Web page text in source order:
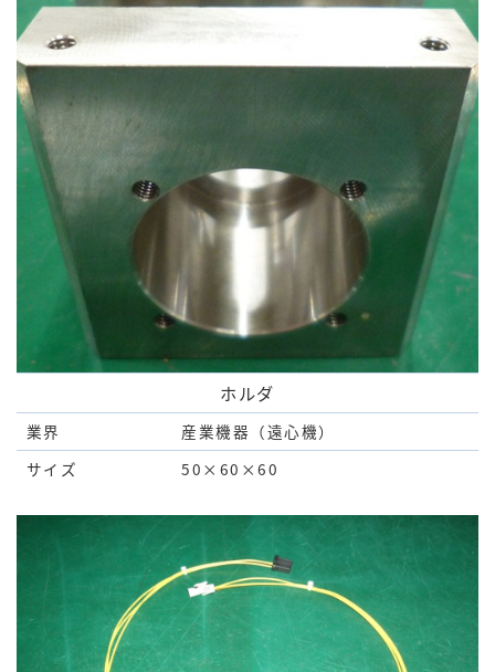
ホルダ
業界
産業機器（遠心機）
サイズ
50×60×60